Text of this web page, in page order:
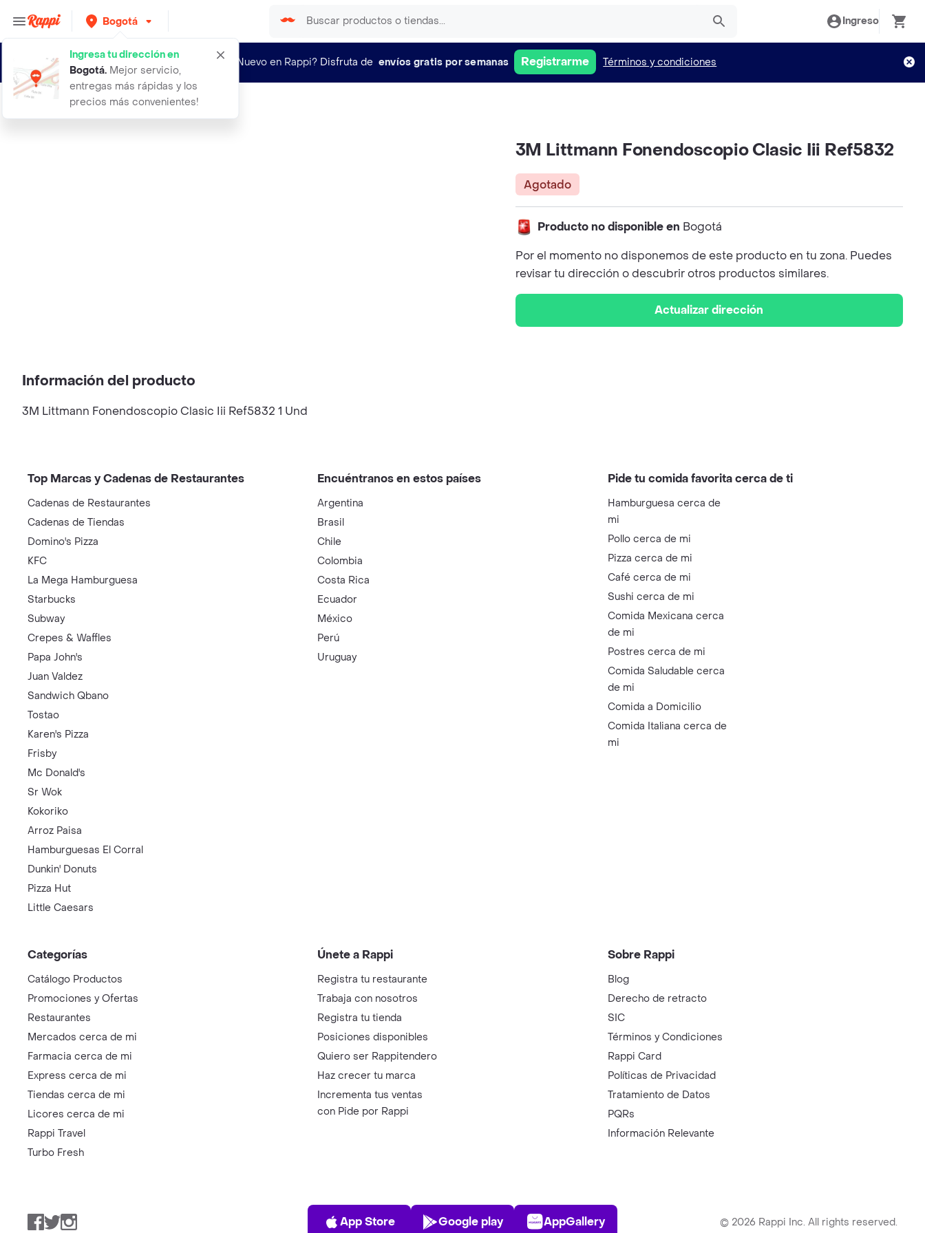
Bogotá
Ingresa tu dirección en
Bogotá. Mejor servicio,
entregas más rápidas y los
precios más convenientes!
Ingreso
¿Nuevo en Rappi? Disfruta de envíos gratis por semanas Registrarme Términos y condiciones
3m littmann fonendoscopio clasic ii
3M Littmann Fonendoscopio Clasic Iii Ref5832
Agotado
Producto no disponible en Bogotá
Por el momento no disponemos de este producto en tu zona. Puedes
revisar tu dirección o descubrir otros productos similares.
Actualizar dirección
Información del producto
3M Littmann Fonendoscopio Clasic Iii Ref5832 1 Und
Top Marcas y Cadenas de Restaurantes
Cadenas de Restaurantes
Cadenas de Tiendas
Domino's Pizza
KFC
La Mega Hamburguesa
Starbucks
Subway
Crepes & Waffles
Papa John's
Juan Valdez
Sandwich Qbano
Tostao
Karen's Pizza
Frisby
Mc Donald's
Sr Wok
Kokoriko
Arroz Paisa
Hamburguesas El Corral
Dunkin' Donuts
Pizza Hut
Little Caesars
Encuéntranos en estos países
Argentina
Brasil
Chile
Colombia
Costa Rica
Ecuador
México
Perú
Uruguay
Pide tu comida favorita cerca de ti
Hamburguesa cerca de
mi
Pollo cerca de mi
Pizza cerca de mi
Café cerca de mi
Sushi cerca de mi
Comida Mexicana cerca
de mi
Postres cerca de mi
Comida Saludable cerca
de mi
Comida a Domicilio
Comida Italiana cerca de
mi
Categorías
Catálogo Productos
Promociones y Ofertas
Restaurantes
Mercados cerca de mi
Farmacia cerca de mi
Express cerca de mi
Tiendas cerca de mi
Licores cerca de mi
Rappi Travel
Turbo Fresh
Únete a Rappi
Registra tu restaurante
Trabaja con nosotros
Registra tu tienda
Posiciones disponibles
Quiero ser Rappitendero
Haz crecer tu marca
Incrementa tus ventas
con Pide por Rappi
Sobre Rappi
Blog
Derecho de retracto
SIC
Términos y Condiciones
Rappi Card
Políticas de Privacidad
Tratamiento de Datos
PQRs
Información Relevante
Facebook
TwitterInstagram
App Store
App Store
Play Store
Google play
AppGallery
AppGallery © 2026 Rappi Inc. All rights reserved.